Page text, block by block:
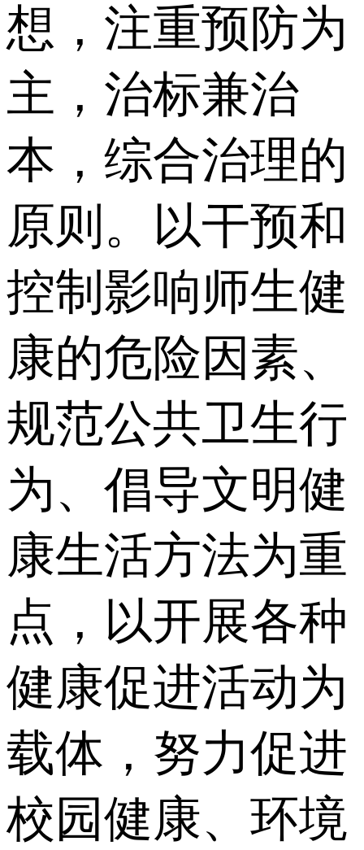
想，注重预防为
主，治标兼治
本，综合治理的
原则。以干预和
控制影响师生健
康的危险因素、
规范公共卫生行
为、倡导文明健
康生活方法为重
点，以开展各种
健康促进活动为
载体，努力促进
校园健康、环境